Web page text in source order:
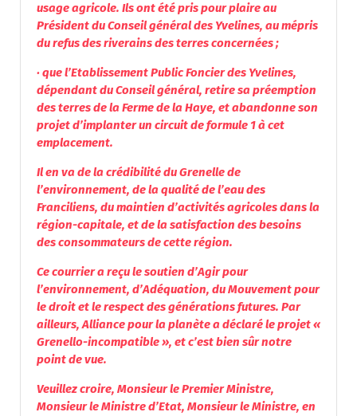
usage agricole. Ils ont été pris pour plaire au
Président du Conseil général des Yvelines, au mépris
du refus des riverains des terres concernées ;
· que l’Etablissement Public Foncier des Yvelines,
dépendant du Conseil général, retire sa préemption
des terres de la Ferme de la Haye, et abandonne son
projet d’implanter un circuit de formule 1 à cet
emplacement.
Il en va de la crédibilité du Grenelle de
l’environnement, de la qualité de l’eau des
Franciliens, du maintien d’activités agricoles dans la
région-capitale, et de la satisfaction des besoins
des consommateurs de cette région.
Ce courrier a reçu le soutien d’Agir pour
l’environnement, d’Adéquation, du Mouvement pour
le droit et le respect des générations futures. Par
ailleurs, Alliance pour la planète a déclaré le projet «
Grenello-incompatible », et c’est bien sûr notre
point de vue.
Veuillez croire, Monsieur le Premier Ministre,
Monsieur le Ministre d’Etat, Monsieur le Ministre, en